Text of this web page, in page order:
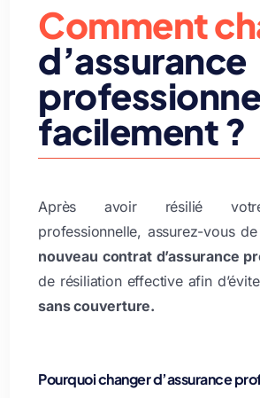
Comment
d’assurance
facilement ?
Après avoir résilié
professionnelle, assurez-vous
nouveau contrat d’assurance
de résiliation effective afin
sans couverture.
Pourquoi changer d’assurance